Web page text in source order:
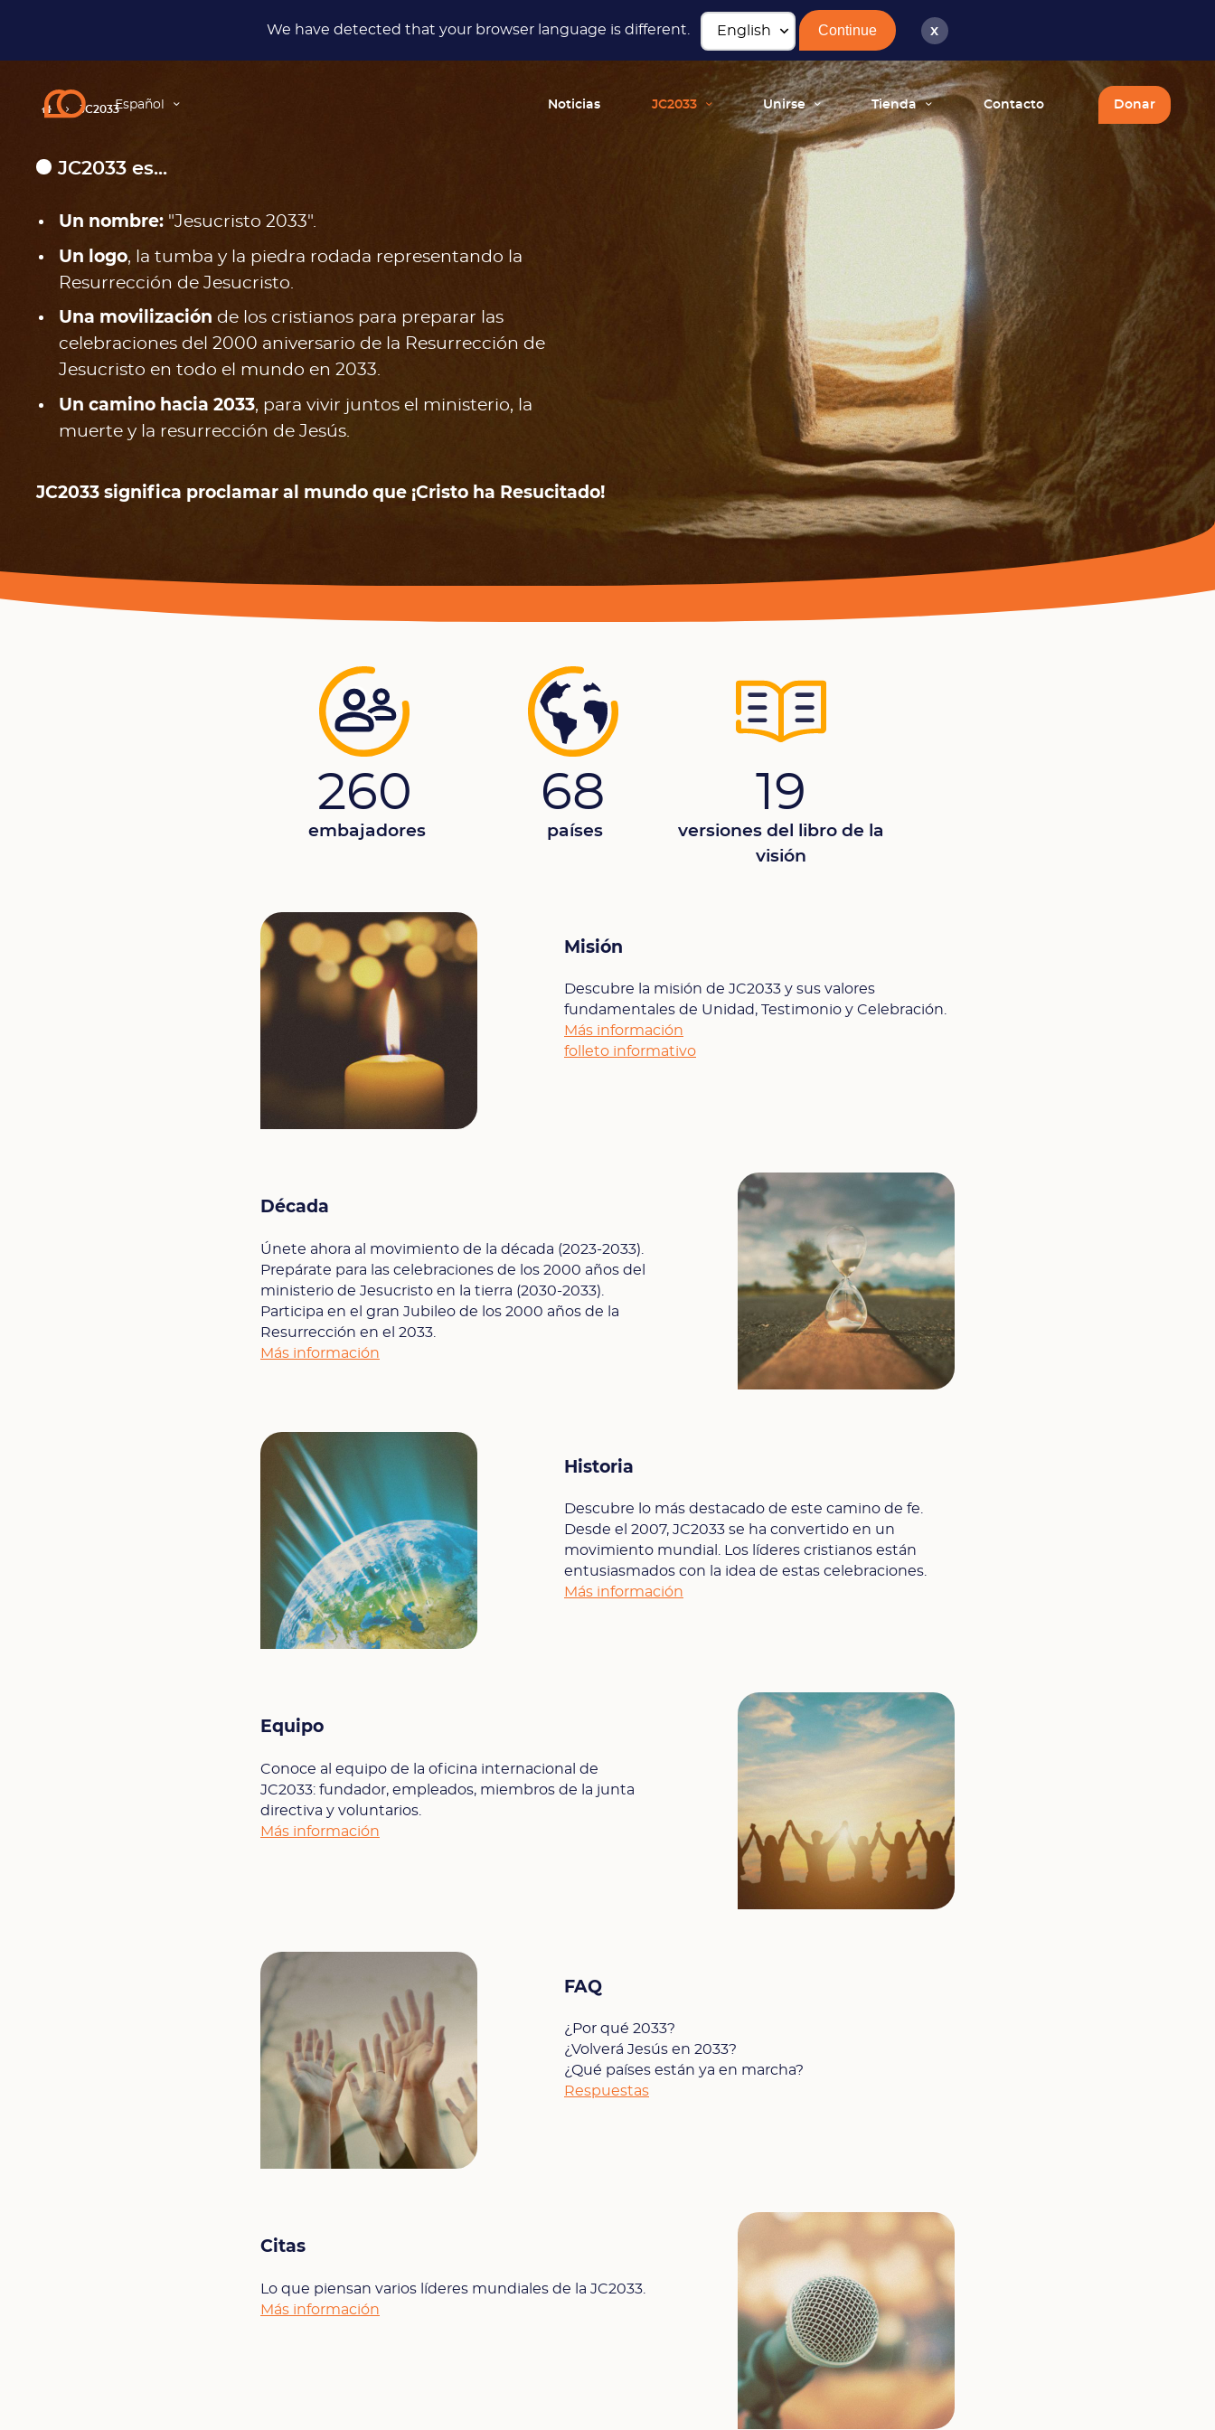
We have detected that your browser language is different. Continue x
Español Noticias JC2033 Unirse Tienda Contacto Donar
JC2033
JC2033 es...
Un nombre:"Jesucristo 2033".
Un logo, la tumba y la piedra rodada representando la
Resurrección de Jesucristo.
Una movilización de los cristianos para preparar las
celebraciones del 2000 aniversario de la Resurrección de
Jesucristo en todo el mundo en 2033.
Un camino hacia 2033, para vivir juntos el ministerio, la
muerte y la resurrección de Jesús.
JC2033 significa proclamar al mundo que ¡Cristo ha Resucitado!
260
embajadores
68
países
19
versiones del libro de la
visión
Misión
Descubre la misión de JC2033 y sus valores
fundamentales de Unidad, Testimonio y Celebración.
Más información
folleto informativo
Década
Únete ahora al movimiento de la década (2023-2033).
Prepárate para las celebraciones de los 2000 años del
ministerio de Jesucristo en la tierra (2030-2033).
Participa en el gran Jubileo de los 2000 años de la
Resurrección en el 2033.
Más información
Historia
Descubre lo más destacado de este camino de fe.
Desde el 2007, JC2033 se ha convertido en un
movimiento mundial. Los líderes cristianos están
entusiasmados con la idea de estas celebraciones.
Más información
Equipo
Conoce al equipo de la oficina internacional de
JC2033: fundador, empleados, miembros de la junta
directiva y voluntarios.
Más información
FAQ
¿Por qué 2033?
¿Volverá Jesús en 2033?
¿Qué países están ya en marcha?
Respuestas
Citas
Lo que piensan varios líderes mundiales de la JC2033.
Más información